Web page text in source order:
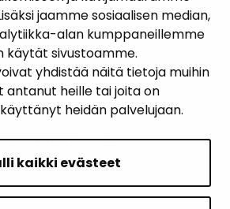
jaamme sosiaalisen median,
alan kumppaneillemme
käytät sivustoamme.
yhdistää näitä tietoja muihin
antanut heille tai joita on
heidän palvelujaan.
kaikki evästeet
ALKUUN
Intranet